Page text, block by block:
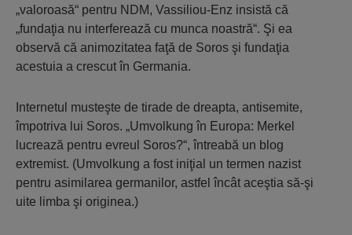
„valoroasă“ pentru NDM, Vassiliou-Enz insistă că
„fundaţia nu interferează cu munca noastră“. Şi ea
observă că animozitatea faţă de Soros şi fundaţia
acestuia a crescut în Germania.
Internetul musteşte de tirade de dreapta, antisemite,
împotriva lui Soros. „Umvolkung în Europa: Merkel
lucrează pentru evreul Soros?“, întreabă un blog
extremist. (Umvolkung a fost iniţial un termen nazist
pentru asimilarea germanilor, astfel încât aceştia să-şi
uite limba şi originea.)